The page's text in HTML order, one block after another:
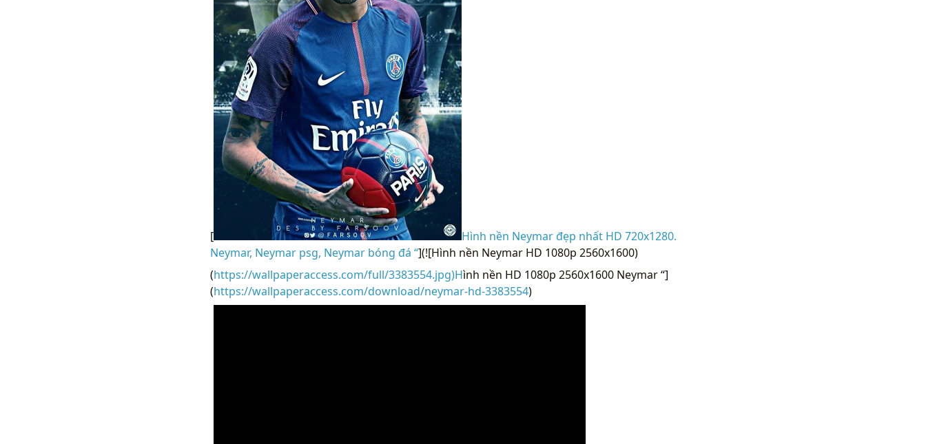
[
Hình nền Neymar đẹp nhất HD 720x1280.
Neymar, Neymar psg, Neymar bóng đá “](![Hình nền Neymar HD 1080p 2560x1600)
(https://wallpaperaccess.com/full/3383554.jpg)Hình nền HD 1080p 2560x1600 Neymar “]
(https://wallpaperaccess.com/download/neymar-hd-3383554)